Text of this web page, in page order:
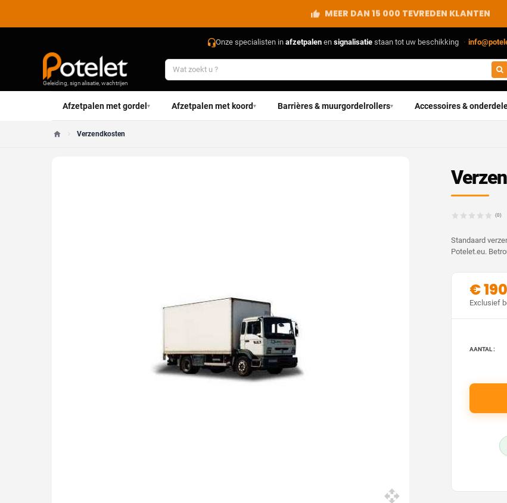
RECHTSTREEKS VAN DE FABRIKANT
Onze specialisten in afzetpalenen signalisatiestaan tot uw beschikking ·
Geleiding, signalisatie, wachtrijen
Afzetpalen met gordel▾ Afzetpalen met koord▾ Barrières & muurgordelrollers▾ Accessoires &
Home
Verzendkosten
(0)
Standaard
Potelet.eu.
€
Exclusief
AANTAL :